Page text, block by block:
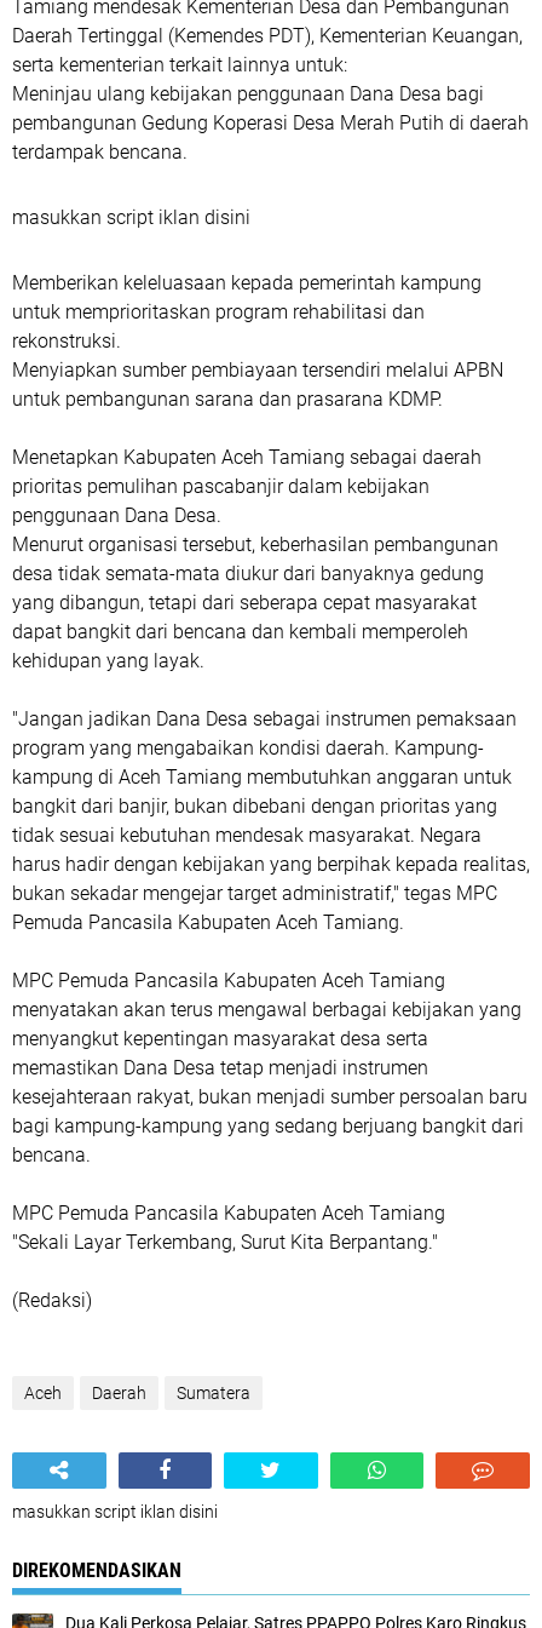
Tamiang mendesak Kementerian Desa dan Pembangunan
Daerah Tertinggal (Kemendes PDT), Kementerian Keuangan,
serta kementerian terkait lainnya untuk:
Meninjau ulang kebijakan penggunaan Dana Desa bagi
pembangunan Gedung Koperasi Desa Merah Putih di daerah
terdampak bencana.
masukkan script iklan disini
Memberikan keleluasaan kepada pemerintah kampung
untuk memprioritaskan program rehabilitasi dan
rekonstruksi.
Menyiapkan sumber pembiayaan tersendiri melalui APBN
untuk pembangunan sarana dan prasarana KDMP.
Menetapkan Kabupaten Aceh Tamiang sebagai daerah
prioritas pemulihan pascabanjir dalam kebijakan
penggunaan Dana Desa.
Menurut organisasi tersebut, keberhasilan pembangunan
desa tidak semata-mata diukur dari banyaknya gedung
yang dibangun, tetapi dari seberapa cepat masyarakat
dapat bangkit dari bencana dan kembali memperoleh
kehidupan yang layak.
"Jangan jadikan Dana Desa sebagai instrumen pemaksaan
program yang mengabaikan kondisi daerah. Kampung-
kampung di Aceh Tamiang membutuhkan anggaran untuk
bangkit dari banjir, bukan dibebani dengan prioritas yang
tidak sesuai kebutuhan mendesak masyarakat. Negara
harus hadir dengan kebijakan yang berpihak kepada realitas,
bukan sekadar mengejar target administratif," tegas MPC
Pemuda Pancasila Kabupaten Aceh Tamiang.
MPC Pemuda Pancasila Kabupaten Aceh Tamiang
menyatakan akan terus mengawal berbagai kebijakan yang
menyangkut kepentingan masyarakat desa serta
memastikan Dana Desa tetap menjadi instrumen
kesejahteraan rakyat, bukan menjadi sumber persoalan baru
bagi kampung-kampung yang sedang berjuang bangkit dari
bencana.
MPC Pemuda Pancasila Kabupaten Aceh Tamiang
"Sekali Layar Terkembang, Surut Kita Berpantang."
(Redaksi)
Aceh Daerah Sumatera
masukkan script iklan disini
DIREKOMENDASIKAN
Dua Kali Perkosa Pelajar, Satres PPAPPO Polres Karo Ringkus